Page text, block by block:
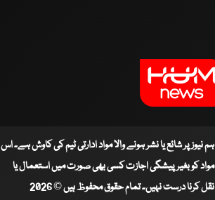
ہم نیوز پر شائع یا نشر ہونے والا مواد ادارتی ٹیم کی کاوش ہے۔ اس
مواد کو بغیر پیشگی اجازت کسی بھی صورت میں استعمال یا
نقل کرنا درست نہیں۔ تمام حقوق محفوظ ہیں © 2026